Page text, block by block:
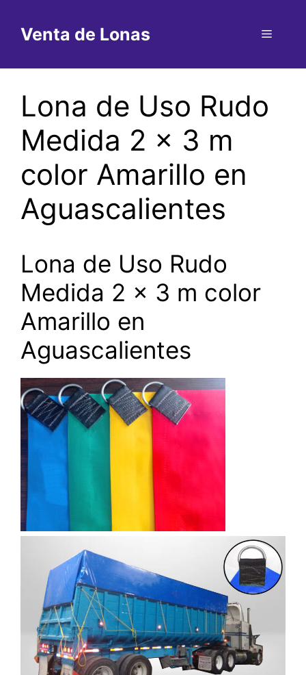
contenido
Venta de Lonas Menú
Lona de Uso Rudo
Medida 2 x 3 m
color Amarillo en
Aguascalientes
Lona de Uso Rudo
Medida 2 x 3 m color
Amarillo en
Aguascalientes